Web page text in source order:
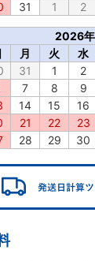
31 1 2
2026
月 火 水
31 1 2
7 8 9
14 15 16
21 22 23
28 29 30